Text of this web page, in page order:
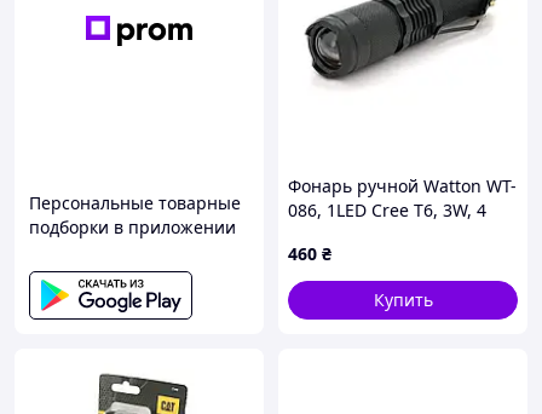
Персональные товарные
подборки в приложении
Фонарь ручной Watton WT-
086, 1LED Cree T6, 3W, 4
18650/2800mah, Black,
IP44, СЗУ от USB,
115х28х22мм, BOX
460 ₴
Купить